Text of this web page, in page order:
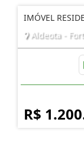
IMÓVEL
Aldeota -
R$